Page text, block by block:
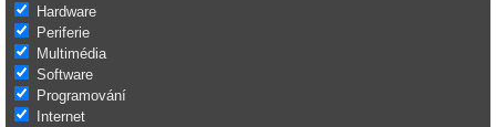
Hardware
Periferie
Multimédia
Software
Programování
Internet